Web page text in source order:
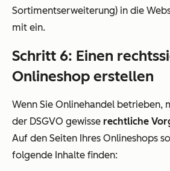
Sortimentserweiterung) in die
mit ein.
Schritt 6: Einen
Onlineshop erstellen
Wenn Sie Onlinehandel betrieben,
der DSGVO gewisse rechtliche
Auf den Seiten Ihres Onlineshops
folgende Inhalte finden: